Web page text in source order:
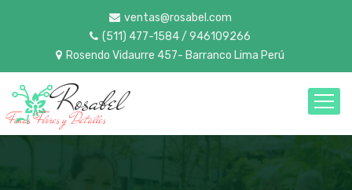
ventas@rosabel.com
(511) 477-1584 / 946109266
Rosendo Vidaurre 457- Barranco Lima Perú
Rosabel
Finas Flores y Detalles